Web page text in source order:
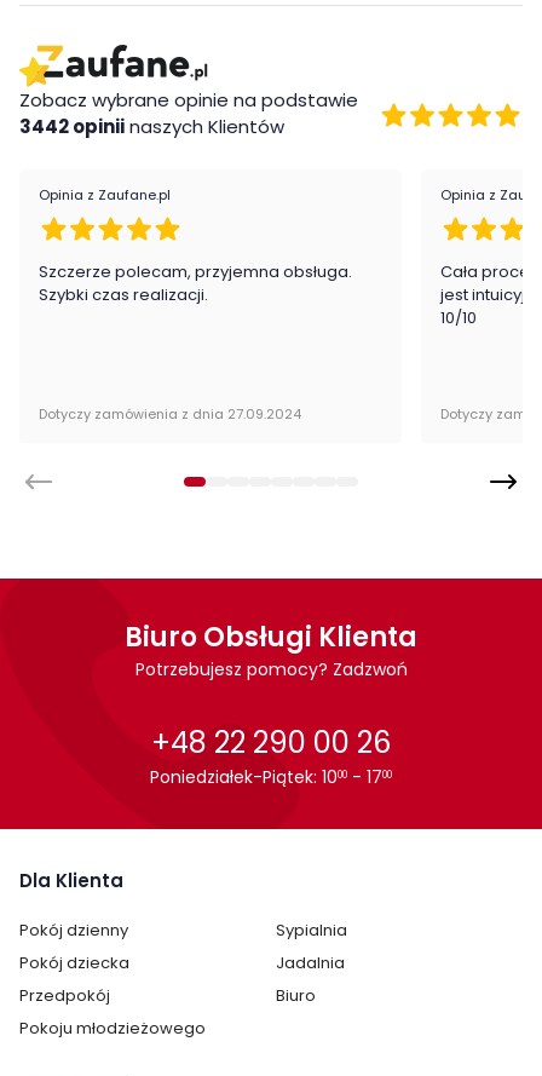
paczkach wraz z instrukcją obsługi do samodzielnego
Cechy charakterystyczne
55 cm
Głębokość:
Kolor drewna: Jasny dąb
Ilość szuflad: brak szuflad
Zobacz wybrane opinie na podstawie
3442 opiniinaszych Klientów
Opinia z Zaufane.pl
Szczerze polecam, przyjemna obsługa.
Szybki czas realizacji.
Dotyczy zamówienia z dnia 27.09.2024
Opinia z
Cała
jest
10/10
Dotyczy
Biuro Obsługi Klienta
Potrzebujesz pomocy? Zadzwoń
+48 22 290 00 26
Poniedziałek-Piątek: 1000 - 1700
Dla Klienta
Pokój dzienny
Sypialnia
Pokój dziecka
Jadalnia
Przedpokój
Biuro
Pokoju młodzieżowego